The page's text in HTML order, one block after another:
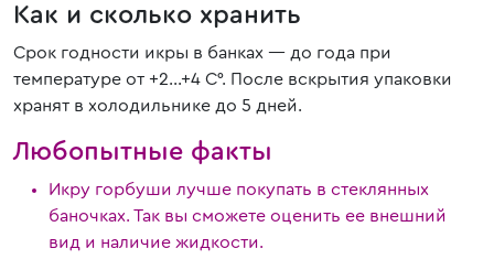
Как и сколько хранить
Срок годности икры в банках — до года при
температуре от +2…+4 С°. После вскрытия упаковки
хранят в холодильнике до 5 дней.
Любопытные факты
Икру горбуши лучше покупать в стеклянных
баночках. Так вы сможете оценить ее внешний
вид и наличие жидкости.